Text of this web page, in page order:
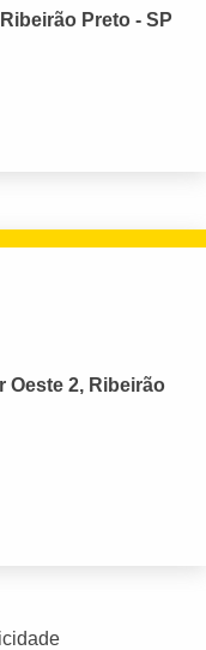
Preto - SP
Oeste 2, Ribeirão